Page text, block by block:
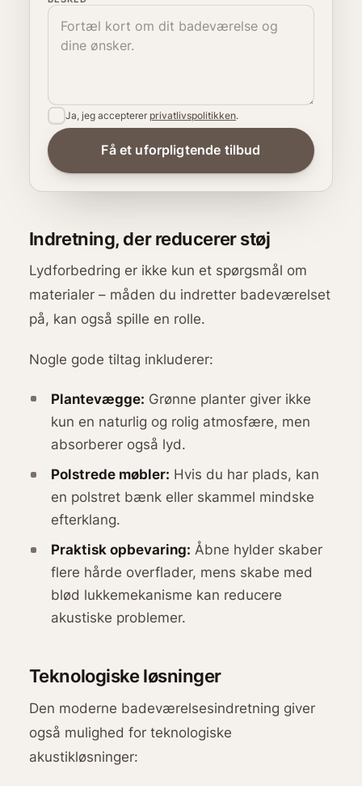
Ja, jeg accepterer privatlivspolitikken.
Indretning, der reducerer støj
Lydforbedring er ikke kun et spørgsmål om
materialer – måden du indretter badeværelset
på, kan også spille en rolle.
Nogle gode tiltag inkluderer:
Plantevægge: Grønne planter giver ikke
kun en naturlig og rolig atmosfære, men
absorberer også lyd.
Polstrede møbler: Hvis du har plads, kan
en polstret bænk eller skammel mindske
efterklang.
Praktisk opbevaring: Åbne hylder skaber
flere hårde overflader, mens skabe med
blød lukkemekanisme kan reducere
akustiske problemer.
Teknologiske løsninger
Den moderne badeværelsesindretning giver
også mulighed for teknologiske
akustikløsninger: